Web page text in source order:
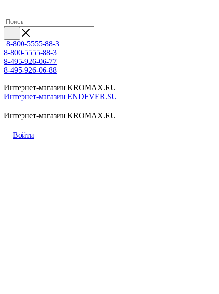
8-800-5555-88-3
8-800-5555-88-3
8-495-926-06-77
8-495-926-06-88
Интернет-магазин KROMAX.RU
Интернет-магазин ENDEVER.SU
Интернет-магазин KROMAX.RU
Войти